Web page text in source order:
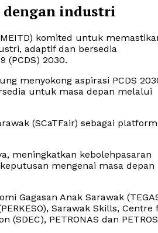
industri
komited untuk
adaptif dan bersedia
(PCDS) 2030.
menyokong aspirasi PCDS
untuk masa depan melalui
(SCaTFair) sebagai platform
meningkatkan kebolehpasaran
mengenai masa depan
Gagasan Anak Sarawak
Sarawak Skills, Centre
PETRONAS dan